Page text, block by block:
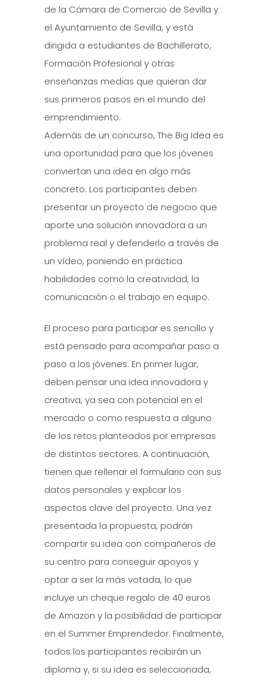
de la Cámara de Comercio de Sevilla y
el Ayuntamiento de Sevilla, y está
dirigida a estudiantes de Bachillerato,
Formación Profesional y otras
enseñanzas medias que quieran dar
sus primeros pasos en el mundo del
emprendimiento.
Además de un concurso, The Big Idea es
una oportunidad para que los jóvenes
conviertan una idea en algo más
concreto. Los participantes deben
presentar un proyecto de negocio que
aporte una solución innovadora a un
problema real y defenderlo a través de
un vídeo, poniendo en práctica
habilidades como la creatividad, la
comunicación o el trabajo en equipo.
El proceso para participar es sencillo y
está pensado para acompañar paso a
paso a los jóvenes. En primer lugar,
deben pensar una idea innovadora y
creativa, ya sea con potencial en el
mercado o como respuesta a alguno
de los retos planteados por empresas
de distintos sectores. A continuación,
tienen que rellenar el formulario con sus
datos personales y explicar los
aspectos clave del proyecto. Una vez
presentada la propuesta, podrán
compartir su idea con compañeros de
su centro para conseguir apoyos y
optar a ser la más votada, lo que
incluye un cheque regalo de 40 euros
de Amazon y la posibilidad de participar
en el Summer Emprendedor. Finalmente,
todos los participantes recibirán un
diploma y, si su idea es seleccionada,